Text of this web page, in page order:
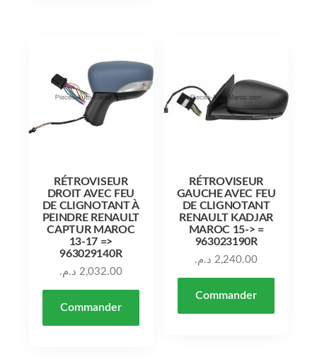
RÉTROVISEUR
DROIT AVEC FEU
DE CLIGNOTANT À
PEINDRE RENAULT
CAPTUR MAROC
13-17 =>
963029140R
2,032.00 د.م.
Commander
RÉTROVISEUR
GAUCHE AVEC FEU
DE CLIGNOTANT
RENAULT KADJAR
MAROC 15-> =
963023190R
2,240.00 د.م.
Commander